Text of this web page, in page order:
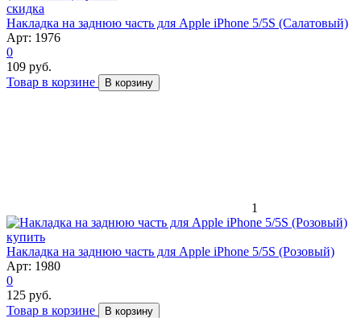
скидка
Накладка на заднюю часть для Apple iPhone 5/5S (Салатовый)
Арт: 1976
0
109 руб.
Товар в корзине
В корзину
1
Накладка на заднюю часть для Apple iPhone 5/5S (Розовый)
Арт: 1980
0
125 руб.
Товар в корзине
В корзину